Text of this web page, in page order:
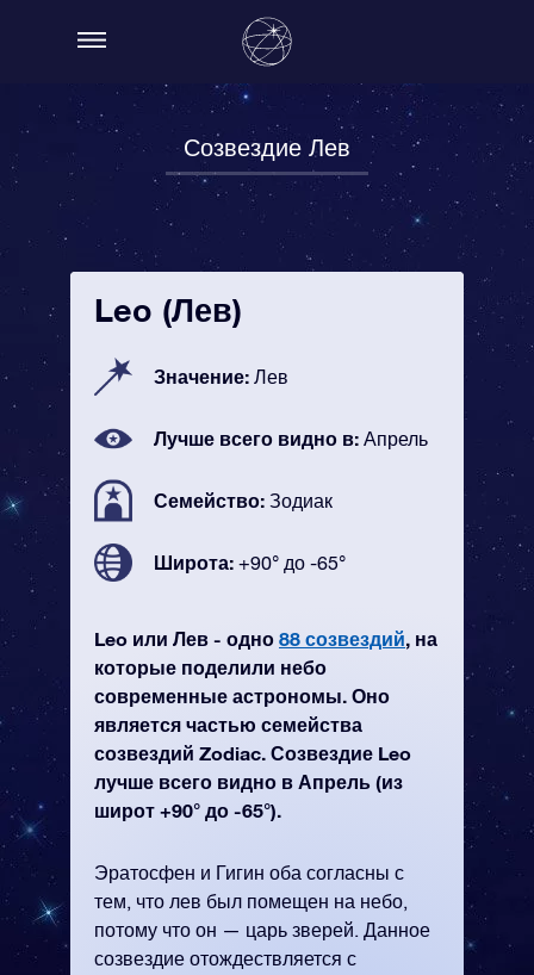
Созвездие Лев
Leo (Лев)
Значение: Лев
Лучше всего видно в: Апрель
Семейство: Зодиак
Широта: +90° до -65°
Leo или Лев - одно 88 созвездий, на
которые поделили небо
современные астрономы. Оно
является частью семейства
созвездий Zodiac. Созвездие Leo
лучше всего видно в Апрель (из
широт +90° до -65°).
Эратосфен и Гигин оба согласны с
тем, что лев был помещен на небо,
потому что он — царь зверей. Данное
созвездие отождествляется с